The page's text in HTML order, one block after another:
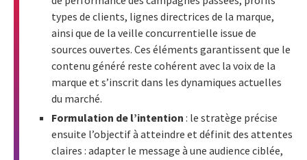
types de clients, lignes directrices de la marque,
ainsi que de la veille concurrentielle issue de
sources ouvertes. Ces éléments garantissent que le
contenu généré reste cohérent avec la voix de la
marque et s’inscrit dans les dynamiques actuelles
du marché.
Formulation de l’intention : le stratège précise
ensuite l’objectif à atteindre et définit des attentes
claires : adapter le message à une audience ciblée,